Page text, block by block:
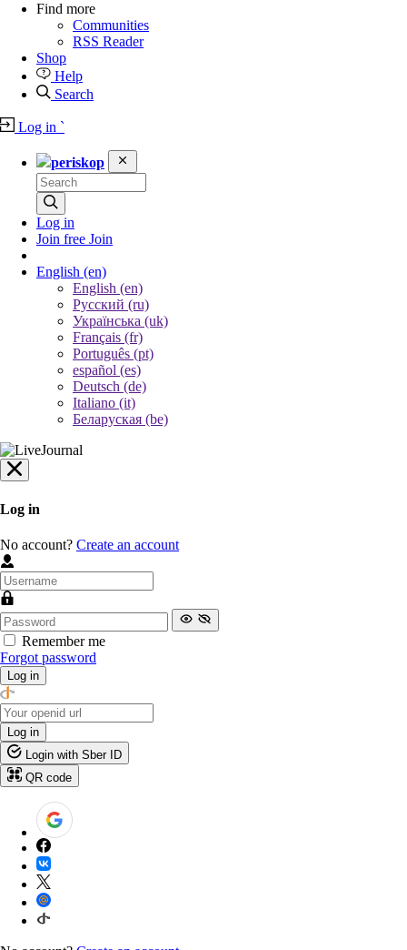
Find more
Communities
RSS Reader
Shop
Help
Search
Log in `
periskop
Log in
Join free Join
English (en)
English (en)
Русский (ru)
Українська (uk)
Français (fr)
Português (pt)
español (es)
Deutsch (de)
Italiano (it)
Беларуская (be)
Log in
No account? Create an account
Remember me
Forgot password
Log in
Log in
Login with Sber ID
QR code